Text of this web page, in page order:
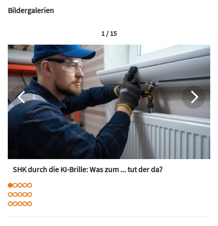
Bildergalerien
SHK durch die KI-Brille: Was zum ... tut der da?
1 / 15